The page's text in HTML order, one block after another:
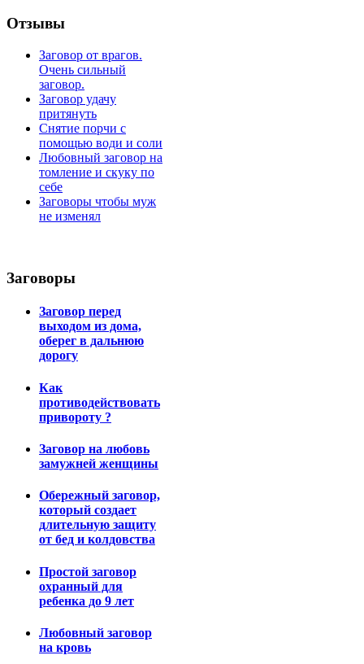
Отзывы
Заговор от врагов.
Очень сильный
заговор.
Заговор удачу
притянуть
Снятие порчи с
помощью води и соли
Любовный заговор на
томление и скуку по
себе
Заговоры чтобы муж
не изменял
Заговоры
Заговор перед
выходом из дома,
оберег в дальнюю
дорогу
Как
противодействовать
привороту ?
Заговор на любовь
замужней женщины
Обережный заговор,
который создает
длительную защиту
от бед и колдовства
Простой заговор
охранный для
ребенка до 9 лет
Любовный заговор
на кровь